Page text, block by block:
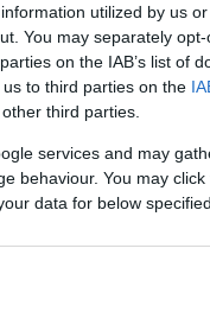
utilized by us
You may separately
on the IAB’s list of
to third parties on the
third parties.
services and may
behaviour. You may
data for below
με τη
17:15
16:59